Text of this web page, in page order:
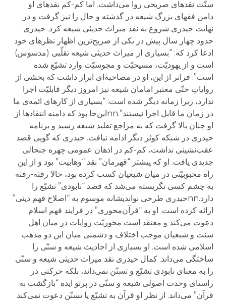
سنّت نقدهای صریحی روا می‌داشت. اما کم-کم نقدهای او
دامن فقهای بزرگ شیعه در گذشته و حال را نیز گرفت و در
نهایت حیدری شروع به نقد میراث حدیثی شیعه کرد. حیدری
حدود چهار سال پیش در یکی از صریح‌ترین اظهار نظرهای خود
ادعا کرد که: “بسیاری از میراث حدیثی شیعه تقلّبی (مدسوس)
است و از یهودیّت، مسیحیّت و مجوسیّت وارد تشیّع شده
است”. فراتر از این، او در مصاحبه‌ای ابراز داشت که بخشی از
روایاتِ حتّی معتبر امامان شیعه نیز امروز دیگر قابلیّت اجرا
ندارد، زیرا زمانه دیگر شده است: “بسیاری از کارهای ائمه‌ی ما
در زمان ما قابل اجرا نیستند”.nnاین‌جا بود که دامنه انتقادها از
او چنان بالا گرفت که به مراجع تقلید شیعه رسید و برنامه
حیدری در شبکه کوثر دیگر ادامه نیافت. حیدری که گویی قصد
عقب‌نشینی نداشت، کم-کم در اذهان عمومی چهره جنجالی
جدیدی یافت. او که پیشتر “قهرمان” نقد “وهابیت” بود و از این
راه محبوبیّتی در میان شیعیان کسب کرده بود، حالا رفته-رفته
به چشم کسی نگریسته می‌شد که قصد “نابودی” تشیّع را
دارد.nnحیدری طرحی نواندیشانه موسوم به “اصلاح فهم دینی”
ارائه کرده است. او به “قرآن‌محوری” در فرایند فهم اسلام
دعوت می‌کند و معتقد است محوریّت روایات در میان اهل
سنت و شیعیان موجب اختلاف و دشمنی میان این دو مذهب
اسلامی شده است. او بسیاری از احادیث شیعه و سنّی را
ساختگی می‌داند. کمال حیدری نقد میراث حدیثی شیعه و سنّی
را به معنای نابودی تشیّع و تسنّن نمی‌داند، بلکه حرکتی در
راستای وحدت اصولی شیعه و سنّی در پرتو ایده “بازگشت به
قرآن” می‌داند. از نظر او قرآن به تشیّع یا تسنّن دعوت نمی‌کند